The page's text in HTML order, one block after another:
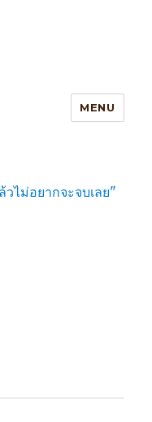
Party Cruises
MENU
ไม่อยากจะจบเลย"